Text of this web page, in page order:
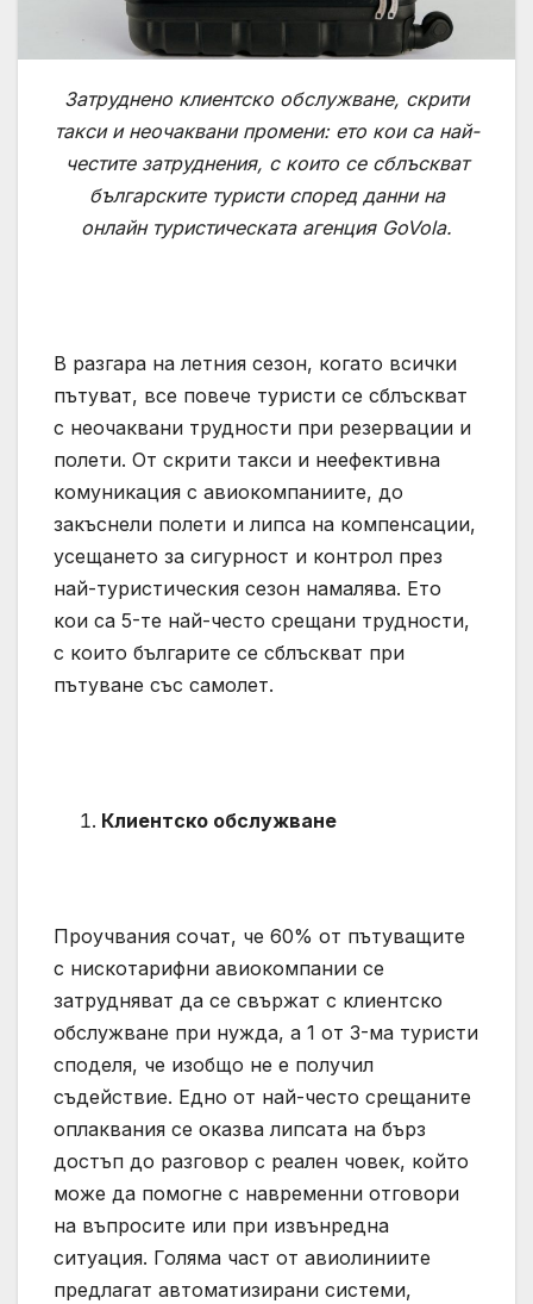
Затруднено клиентско обслужване, скрити
такси и неочаквани промени: ето кои са най-
честите затруднения, с които се сблъскват
българските туристи според данни на
онлайн туристическата агенция GoVola.
В разгара на летния сезон, когато всички
пътуват, все повече туристи се сблъскват
с неочаквани трудности при резервации и
полети. От скрити такси и неефективна
комуникация с авиокомпаниите, до
закъснели полети и липса на компенсации,
усещането за сигурност и контрол през
най-туристическия сезон намалява. Ето
кои са 5-те най-често срещани трудности,
с които българите се сблъскват при
пътуване със самолет.
Клиентско обслужване
Проучвания сочат, че 60% от пътуващите
с нискотарифни авиокомпании се
затрудняват да се свържат с клиентско
обслужване при нужда, а 1 от 3-ма туристи
споделя, че изобщо не е получил
съдействие. Едно от най-често срещаните
оплаквания се оказва липсата на бърз
достъп до разговор с реален човек, който
може да помогне с навременни отговори
на въпросите или при извънредна
ситуация. Голяма част от авиолиниите
предлагат автоматизирани системи,